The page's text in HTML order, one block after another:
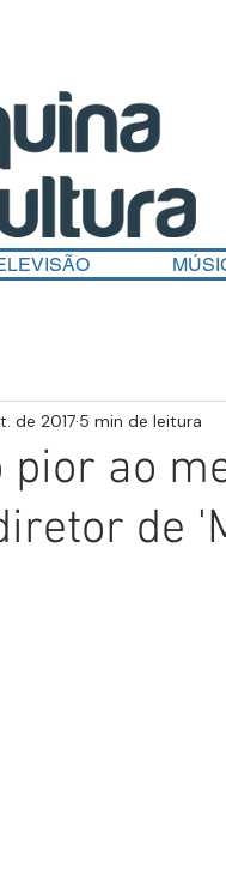
pior ao
de
de 2017 5 min de leitura